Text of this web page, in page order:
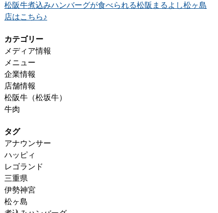
松阪牛煮込みハンバーグが食べられる松阪まるよし松ヶ島
店はこちら♪
カテゴリー
メディア情報
メニュー
企業情報
店舗情報
松阪牛（松坂牛）
牛肉
タグ
アナウンサー
ハッピィ
レゴランド
三重県
伊勢神宮
松ヶ島